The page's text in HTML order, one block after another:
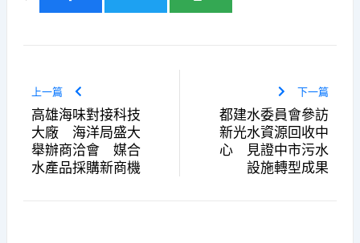
上一篇
高雄海味對接科技
大廠 海洋局盛大
舉辦商洽會 媒合
水產品採購新商機
下一篇
都建水委員會參訪
新光水資源回收中
心 見證中市污水
設施轉型成果